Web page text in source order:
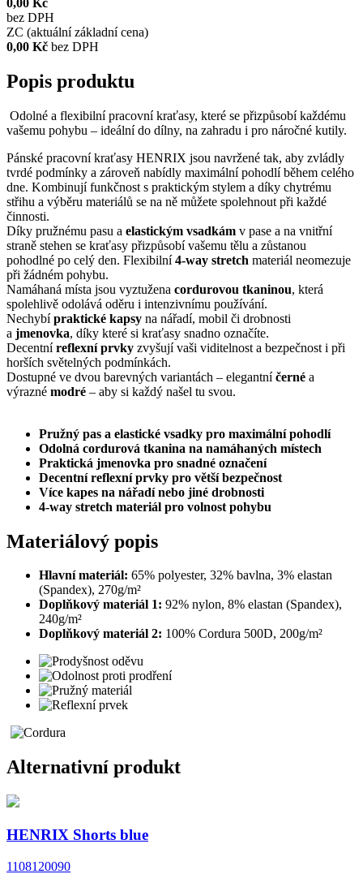
bez DPH
ZC (aktuální základní cena)
0,00 Kč bez DPH
Popis produktu
Odolné a flexibilní pracovní kraťasy, které se přizpůsobí každému
vašemu pohybu – ideální do dílny, na zahradu i pro náročné kutily.
Pánské pracovní kraťasy HENRIX jsou navržené tak, aby zvládly
tvrdé podmínky a zároveň nabídly maximální pohodlí během celého
dne. Kombinují funkčnost s praktickým stylem a díky chytrému
střihu a výběru materiálů se na ně můžete spolehnout při každé
činnosti.
Díky pružnému pasu a elastickým vsadkám v pase a na vnitřní
straně stehen se kraťasy přizpůsobí vašemu tělu a zůstanou
pohodlné po celý den. Flexibilní4-way stretch materiál neomezuje
při žádném pohybu.
Namáhaná místa jsou vyztužena cordurovou tkaninou, která
spolehlivě odolává oděru i intenzivnímu používání.
Nechybípraktické kapsy na nářadí, mobil či drobnosti
a jmenovka, díky které si kraťasy snadno označíte.
Decentníreflexní prvky zvyšují vaši viditelnost a bezpečnost i při
horších světelných podmínkách.
Dostupné ve dvou barevných variantách – elegantníčerné a
výrazné modré – aby si každý našel tu svou.
Pružný pas a elastické vsadky pro maximální pohodlí
Odolná cordurová tkanina na namáhaných místech
Praktická jmenovka pro snadné označení
Decentní reflexní prvky pro větší bezpečnost
Více kapes na nářadí nebo jiné drobnosti
4-way stretch materiál pro volnost pohybu
Materiálový popis
Hlavní materiál: 65% polyester, 32% bavlna, 3% elastan
(Spandex), 270g/m²
Doplňkový materiál 1: 92% nylon, 8% elastan (Spandex),
240g/m²
Doplňkový materiál 2: 100% Cordura 500D, 200g/m²
Alternativní produkt
HENRIX Shorts blue
1108120090